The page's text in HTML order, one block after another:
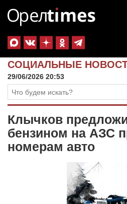
СОЦИАЛЬНЫЕ
29/06/2026 20:53
Клычков
бензином на АЗС
номерам авто